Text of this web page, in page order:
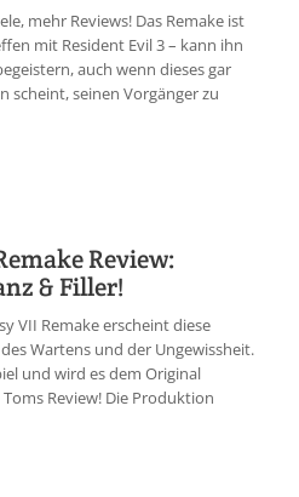
mehr Reviews! Das Remake ist
mit Resident Evil 3 – kann ihn
auch wenn dieses gar
scheint, seinen Vorgänger zu
Review:
& Filler!
VII Remake erscheint diese
Wartens und der Ungewissheit.
und wird es dem Original
Review! Die Produktion